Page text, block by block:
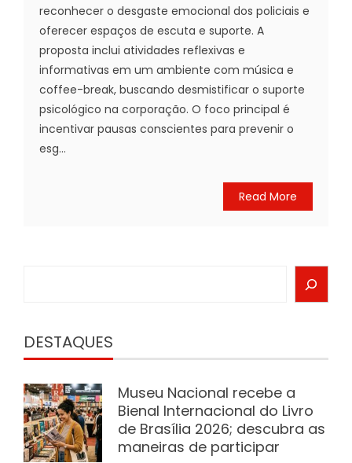
reconhecer o desgaste emocional dos policiais e
oferecer espaços de escuta e suporte. A
proposta inclui atividades reflexivas e
informativas em um ambiente com música e
coffee-break, buscando desmistificar o suporte
psicológico na corporação. O foco principal é
incentivar pausas conscientes para prevenir o
esg...
Read More
DESTAQUES
Museu Nacional recebe a
Bienal Internacional do Livro
de Brasília 2026; descubra as
maneiras de participar